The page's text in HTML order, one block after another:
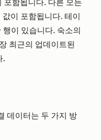
포함됩니다. 다른 모든
이 포함됩니다. 테이
이 있습니다. 숙소의
최근의 업데이트된
.
데이터는 두 가지 방